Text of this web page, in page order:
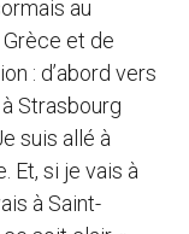
au
et de
: d’abord vers
Strasbourg
suis allé à
Et, si je vais à
à Saint-